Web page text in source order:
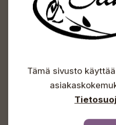
Sundin
Lauantaisin 09-16
Sunnuntaisin Itsepalvelu
Tämä sivusto